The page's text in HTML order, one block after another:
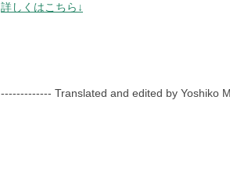
詳しくはこちら↓
------------- Translated and edited by Yoshiko M.